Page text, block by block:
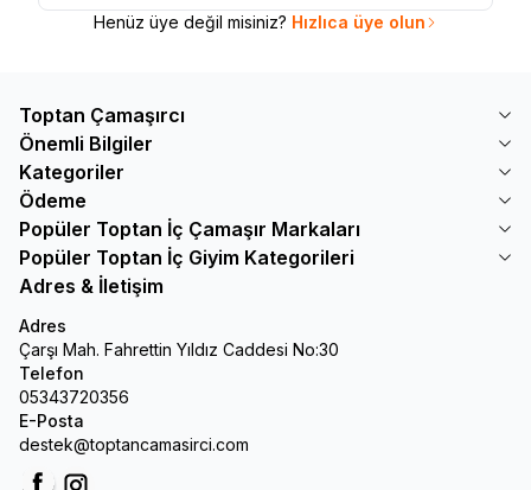
Henüz üye değil misiniz? Hızlıca üye olun
Toptan Çamaşırcı
Önemli Bilgiler
Kategoriler
Ödeme
Popüler Toptan İç Çamaşır Markaları
Popüler Toptan İç Giyim Kategorileri
Adres & İletişim
Adres
Çarşı Mah. Fahrettin Yıldız Caddesi No:30
Telefon
05343720356
E-Posta
destek@toptancamasirci.com